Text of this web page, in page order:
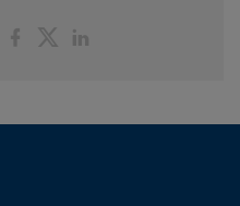
ShareShare